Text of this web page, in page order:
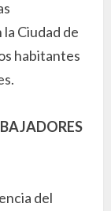
Ciudad de
habitantes
del